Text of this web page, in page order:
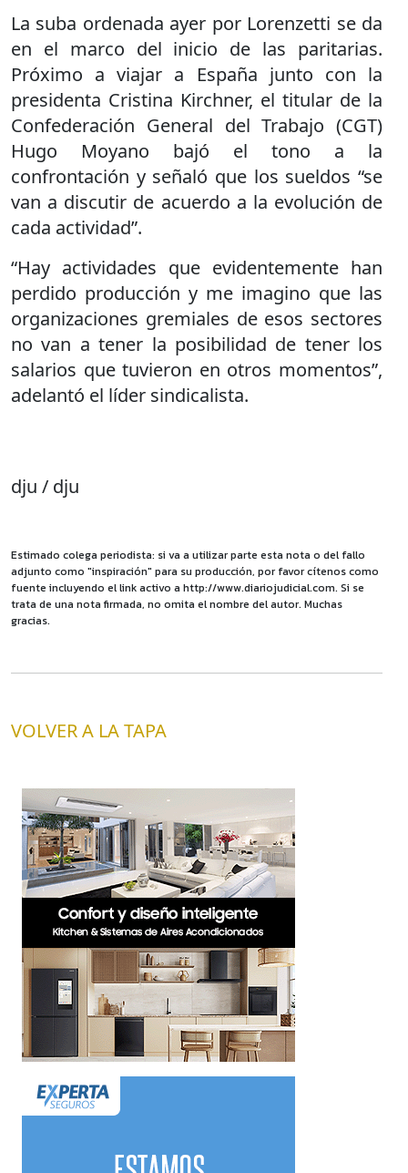
La suba ordenada ayer por Lorenzetti se da
en el marco del inicio de las paritarias.
Próximo a viajar a España junto con la
presidenta Cristina Kirchner, el titular de la
Confederación General del Trabajo (CGT)
Hugo Moyano bajó el tono a la
confrontación y señaló que los sueldos “se
van a discutir de acuerdo a la evolución de
cada actividad”.
“Hay actividades que evidentemente han
perdido producción y me imagino que las
organizaciones gremiales de esos sectores
no van a tener la posibilidad de tener los
salarios que tuvieron en otros momentos”,
adelantó el líder sindicalista.
dju / dju
Estimado colega periodista: si va a utilizar parte esta nota o del fallo
adjunto como "inspiración" para su producción, por favor cítenos como
fuente incluyendo el link activo a http://www.diariojudicial.com. Si se
trata de una nota firmada, no omita el nombre del autor. Muchas
gracias.
VOLVER A LA TAPA